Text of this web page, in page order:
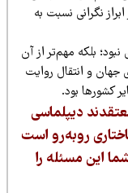
نسبت به
مهم‌تر از آن
و انتقال روایت
بود.
دیپلماسی
روبه‌رو است
مسئله را